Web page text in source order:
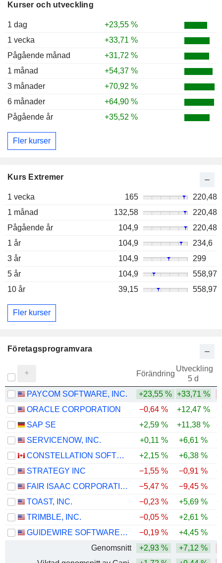
Kurser och utveckling
1 dag
+23,55 %
1 vecka
+33,71 %
Pågående månad
+31,72 %
1 månad
+54,37 %
3 månader
+70,92 %
6 månader
+64,90 %
Pågående år
+35,52 %
Fler kurser
Kurs Extremer
1 vecka 165
220,48
1 månad
132,58
220,48
Pågående år
104,9
220,48
1 år
104,9
234,6
3 år
104,9
299
5 år
104,9
558,97
10 år
39,15 558,97
Fler kurser
Företagsprogramvara
Förändring
Utveckling
5 d
PAYCOM SOFTWARE, INC. +23,55 % +33,71 %
ORACLE CORPORATION
−0,64 % +12,47 %
SAP SE
+2,59 % +11,38 %
SERVICENOW, INC.
+0,11 % +6,61 %
CONSTELLATION SOFTWARE INC.
+2,15 % +6,38 %
STRATEGY INC
−1,55 % −0,91 %
FAIR ISAAC CORPORATION
−5,47 % −9,45 %
TOAST, INC.
−0,23 % +5,69 %
TRIMBLE, INC.
−0,05 % +2,61 %
GUIDEWIRE SOFTWARE, INC.
−0,19 % +4,45 %
Genomsnitt
+2,93 % +7,12 %